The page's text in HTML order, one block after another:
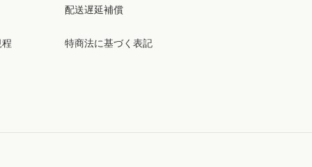
配送遅延補償
特商法に基づく表記